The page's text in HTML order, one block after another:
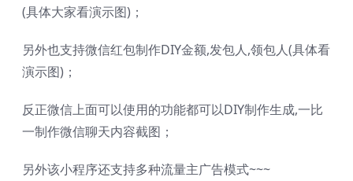
(具体大家看演示图)；
另外也支持微信红包制作DIY金额,发包人,领包人(具体看
演示图)；
反正微信上面可以使用的功能都可以DIY制作生成,一比
一制作微信聊天内容截图；
另外该小程序还支持多种流量主广告模式~~~